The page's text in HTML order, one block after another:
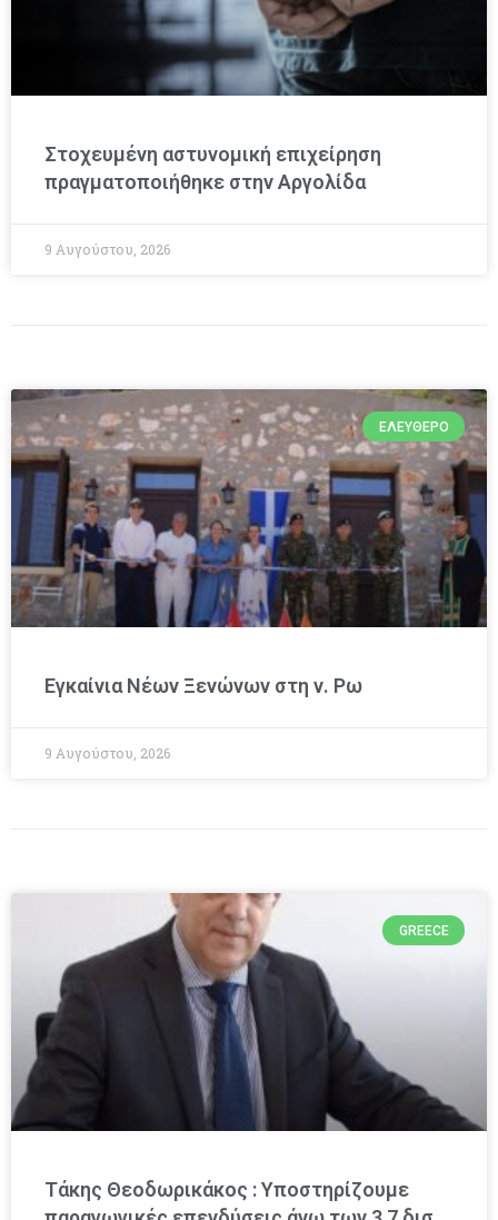
Στοχευμένη αστυνομική επιχείρηση
πραγματοποιήθηκε στην Αργολίδα
9 Αυγούστου, 2026
ΕΛΕΎΘΕΡΟ
Εγκαίνια Νέων Ξενώνων στη ν. Ρω
9 Αυγούστου, 2026
GREECE
Τάκης Θεοδωρικάκος : Υποστηρίζουμε